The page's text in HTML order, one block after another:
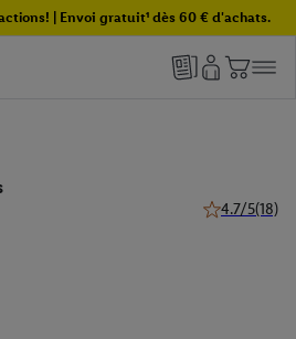
| Envoi gratuit¹ dès 60 € d'achats.
4.7/5(18)